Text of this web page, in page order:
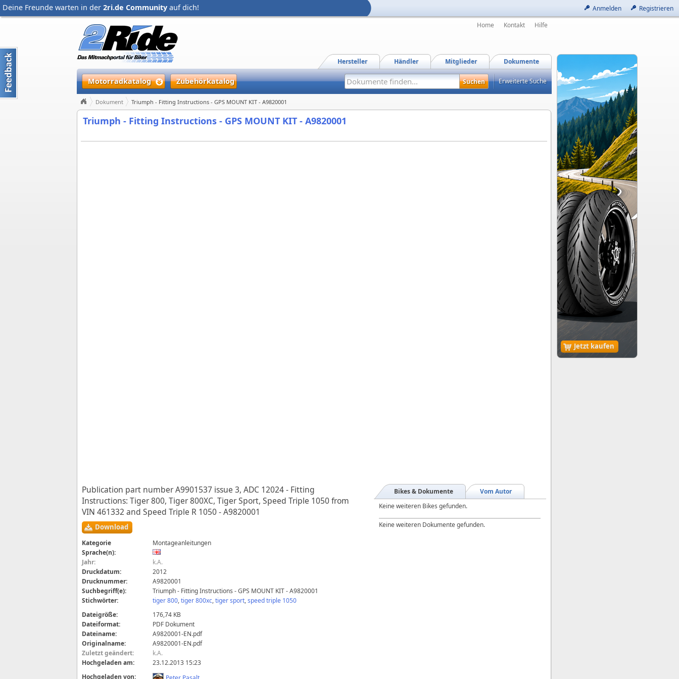
Anmelden Registrieren
Deine Freunde warten in der 2ri.de Community auf dich!
Jetzt kaufen
Home Kontakt Hilfe
Dokumente
Mitglieder
Händler
Hersteller
Motorradkatalog Zubehörkatalog Erweiterte Suche
Dokument Triumph - Fitting Instructions - GPS MOUNT KIT - A9820001
Triumph - Fitting Instructions - GPS MOUNT KIT - A9820001
Publication part number A9901537 issue 3, ADC 12024 - Fitting
Instructions: Tiger 800, Tiger 800XC, Tiger Sport, Speed Triple 1050 from
VIN 461332 and Speed Triple R 1050 - A9820001
Download
Kategorie
Montageanleitungen
Sprache(n):
Jahr:
k.A.
Druckdatum:
2012
Drucknummer:
A9820001
Suchbegriff(e):
Triumph - Fitting Instructions - GPS MOUNT KIT - A9820001
Stichwörter:
tiger 800,tiger 800xc,tiger sport,speed triple 1050
Dateigröße:
176,74 KB
Dateiformat:
PDF Dokument
Dateiname:
A9820001-EN.pdf
Originalname:
A9820001-EN.pdf
Zuletzt geändert:
k.A.
Hochgeladen am:
23.12.2013 15:23
Hochgeladen von:
Vom Autor
Bikes & Dokumente
Keine weiteren Bikes gefunden.
Keine weiteren Dokumente gefunden.